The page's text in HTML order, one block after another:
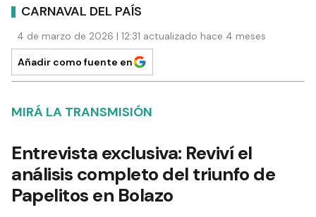
CARNAVAL DEL PAÍS
4 de marzo de 2026 | 12:31 actualizado hace 4 meses
Añadir como fuente en
MIRÁ LA TRANSMISIÓN
Entrevista exclusiva: Reviví el
análisis completo del triunfo de
Papelitos en Bolazo